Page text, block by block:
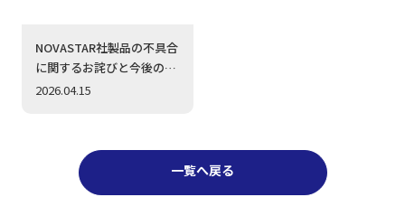
NOVASTAR社製品の不具合
に関するお詫びと今後の対
応について
2026.04.15
一覧へ戻る